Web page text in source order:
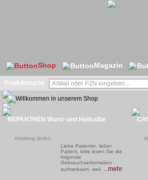
Shop Magazin
Produktsuche
BEPANTHEN Wund- und Heilsalbe
Abbildung ähnlich
Liebe Patientin, lieber
Patient, bitte lesen Sie die
folgende
Gebrauchsinformation
aufmerksam, weil
...mehr